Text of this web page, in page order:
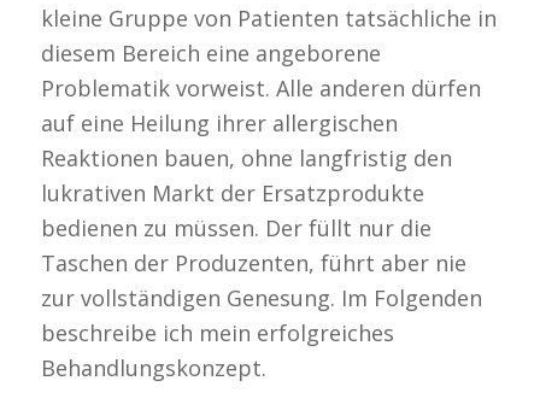
kleine Gruppe von Patienten tatsächliche in
diesem Bereich eine angeborene
Problematik vorweist. Alle anderen dürfen
auf eine Heilung ihrer allergischen
Reaktionen bauen, ohne langfristig den
lukrativen Markt der Ersatzprodukte
bedienen zu müssen. Der füllt nur die
Taschen der Produzenten, führt aber nie
zur vollständigen Genesung. Im Folgenden
beschreibe ich mein erfolgreiches
Behandlungskonzept.